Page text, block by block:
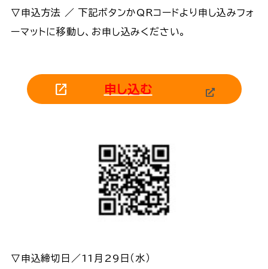
▽申込方法 ／ 下記ボタンかQRコードより申し込みフォ
ーマットに移動し、お申し込みください。
申し込む
▽申込締切日／11月29日（水）